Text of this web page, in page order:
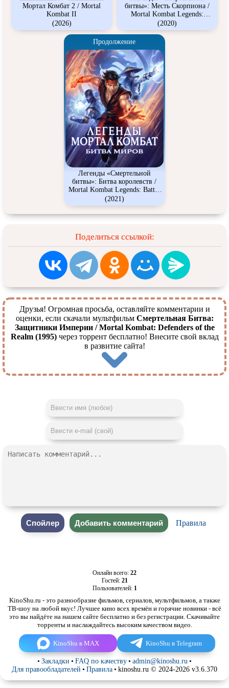
Мортал Комбат 2 / Mortal
Kombat II
(2026)
битвы»: Месть Скорпиона /
Mortal Kombat Legends:
Scorpions Revenge
(2020)
Продолжение
Легенды «Смертельной
битвы»: Битва королевств /
Mortal Kombat Legends: Battle
of the Realms
(2021)
Поделиться ссылкой:
Друзья! Огромная просьба, оставляйте комментарии и
оценки, если скачали мультфильм Смертельная Битва:
Защитники Империи / Mortal Kombat: Defenders of the
Realm (1995)через торрент бесплатно! Внесите свой вклад
в развитие сайта!
Правила
Онлайн всего: 22
Гостей: 21
Пользователей: 1
KinoShu.ru - это разнообразие фильмов, сериалов, мультфильмов, а также
ТВ-шоу на любой вкус! Лучшее кино всех времён и горячие новинки - всё
это вы найдёте на нашем сайте бесплатно и без регистрации. Скачивайте
торренты и наслаждайтесь высоким качеством видео.
KinoShu в MAX KinoShu в Telegram
• Закладки • FAQ по качеству • admin@kinoshu.ru •
Для правообладателей • Правила • kinoshu.ru © 2024-2026 v3.6.370